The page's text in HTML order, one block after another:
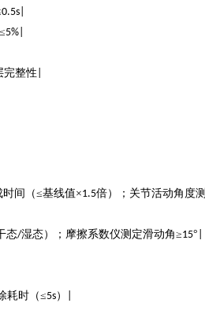
0.5s|
5%|
整性
间（≤基线值×1.5倍）；关节活动角度测
态/湿态）；摩擦系数仪测定滑动角≥15°
耗时（≤5s）